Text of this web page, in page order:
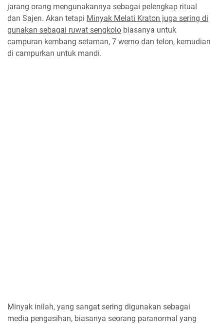
jarang orang mengunakannya sebagai pelengkap ritual
dan Sajen. Akan tetapi Minyak Melati Kraton juga sering di
gunakan sebagai ruwat sengkolo biasanya untuk
campuran kembang setaman, 7 werno dan telon, kemudian
di campurkan untuk mandi.
Minyak inilah, yang sangat sering digunakan sebagai
media pengasihan, biasanya seorang paranormal yang